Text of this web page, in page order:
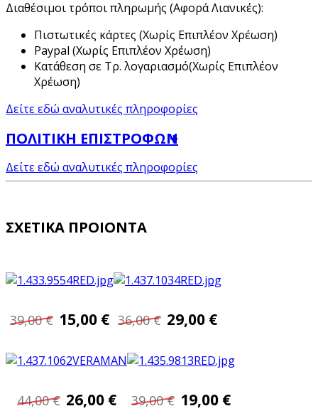
Διαθέσιμοι τρόποι πληρωμής (Αφορά Λιανικές):
Πιστωτικές κάρτες (Χωρίς Επιπλέον Χρέωση)
Paypal (Χωρίς Επιπλέον Χρέωση)
Κατάθεση σε Τρ. λογαριασμό(Χωρίς Επιπλέον
Χρέωση)
Δείτε εδώ αναλυτικές πληροφορίες
ΠΟΛΙΤΙΚΗ ΕΠΙΣΤΡΟΦΩΝ
Δείτε εδώ αναλυτικές πληροφορίες
ΣΧΕΤΙΚΑ ΠΡΟΙΟΝΤΑ
39,00 € 15,00 € 36,00 € 29,00 €
44,00 € 26,00 € 39,00 € 19,00 €